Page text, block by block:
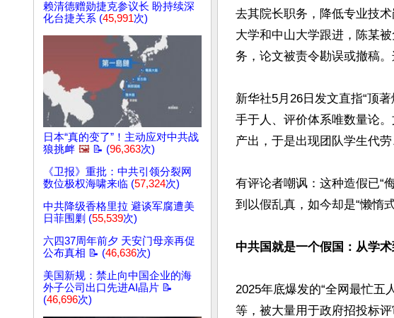
赖清德赠勋捷克参议长 盼持续深
化台捷关系 (45,991次)
日本“真的变了”！主动应对中共战
狼挑衅 🖼️ 📝 (96,363次)
《卫报》重批：中共引领分裂网
数位极权海啸来临 (57,324次)
中共降级香格里拉 避谈军腐遭美
日菲围剿 (55,539次)
六四37周年前夕 天安门母亲再促
公布真相 📝 (46,636次)
美国新规：禁止向中国企业的海
外子公司出口先进AI晶片 📝
(46,696次)
去其院长职务，降低专业技
大学和中山大学跟进，陈某
务，论文被责令勘误或撤稿。
新华社5月26日发文直指“顶
手于人、评价体系唯数量论
产出，于是出现团队学生代
有评论者嘲讽：这种造假已“
到以假乱真，如今却是“懒惰
中共国就是一个假国：从学
2025年底爆发的“全网最忙五
等，被大量用于政府招投标